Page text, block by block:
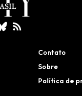
Contato
Sobre
Política de